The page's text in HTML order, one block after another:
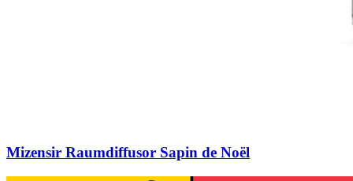
Mizensir Raumdiffusor Sapin de Noël